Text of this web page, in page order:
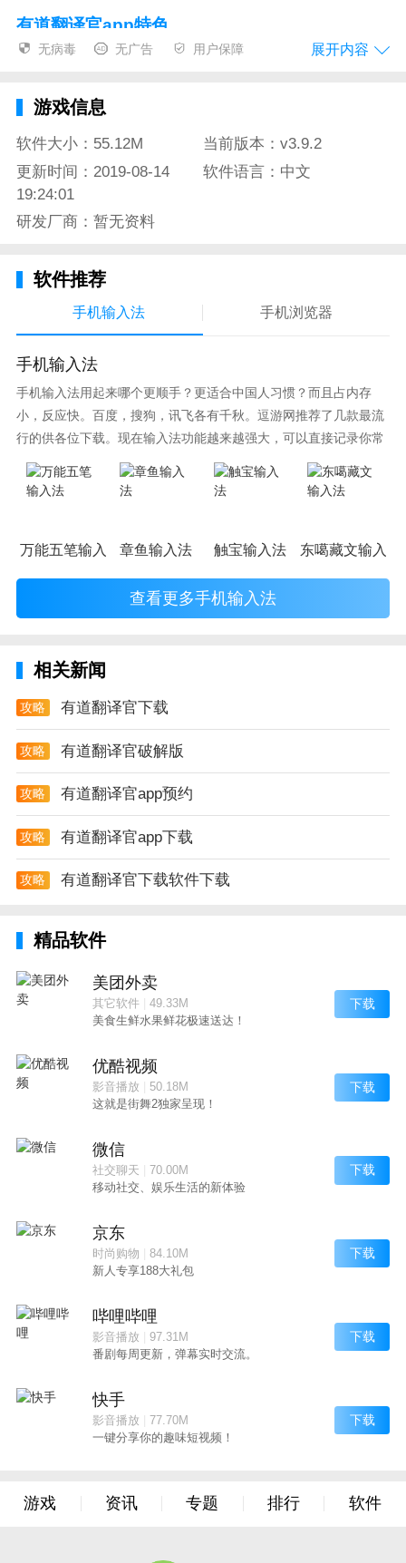
有道翻译官app特色
1，翻译语种
语、韩语、法语、俄语、西班牙语等100多种语言，覆
盖了100多个国家，出国旅游不再是梦，有了有道翻译
官，想去哪个国家就去哪个国家。
2，离线翻译
甚至是都没有了网络，这个时候有道翻译官还会有离线
翻译功能，照样能正常的进行语言翻译工作，丝毫不受
3，AR翻译
很多时候看到一些不懂词汇，但是这个词汇又非常的
长，或者是你不知道如何打出这些词汇，有道翻译官具
有AR翻译功能，只需要将手机摄像头对准词汇，就可
以迅速读出词汇的意思，不需要麻烦的手动输入。
4，语音翻译
在跟外国人交流的时候，为了避免一个一个词的进行翻
译，可以直接使用有道翻译的语音翻译功能，直接正常
的和外国进行无障碍的语言沟通，让你当一回语言学
家。
有道翻译官致力成为每一个用户的好帮手，帮助你们成
为伟大的语言学家，出国旅游不再担心和外国人沟通，
大胆放心的去说。
无病毒 无广告 用户保障 展开内容
游戏信息
软件大小：55.12M
当前版本：v3.9.2
更新时间：2019-08-14
19:24:01
软件语言：中文
研发厂商：暂无资料
软件推荐
手机输入法 手机浏览器
手机输入法
手机输入法用起来哪个更顺手？更适合中国人习惯？而且占内存
小，反应快。百度，搜狗，讯飞各有千秋。逗游网推荐了几款最流
行的供各位下载。现在输入法功能越来越强大，可以直接记录你常
使用的词语，并且还有各种新鲜好玩的表情，一款好的输入法直接
影响到你的打字速度哦。
万能五笔输入法章鱼输入法 触宝输入法 东噶藏文输入法
查看更多手机输入法
相关新闻
攻略 有道翻译官下载
攻略 有道翻译官破解版
攻略 有道翻译官app预约
攻略 有道翻译官app下载
攻略 有道翻译官下载软件下载
精品软件
美团外卖
其它软件| 49.33M
美食生鲜水果鲜花极速送达！
下载
优酷视频
影音播放
50.18M
这就是街舞2独家呈现！
下载
微信
社交聊天
70.00M
移动社交、娱乐生活的新体验
下载
京东
时尚购物
84.10M
新人专享188大礼包
下载
哔哩哔哩
影音播放
97.31M
番剧每周更新，弹幕实时交流。
下载
快手
影音播放
77.70M
一键分享你的趣味短视频！
下载
游戏 资讯 专题 排行 软件